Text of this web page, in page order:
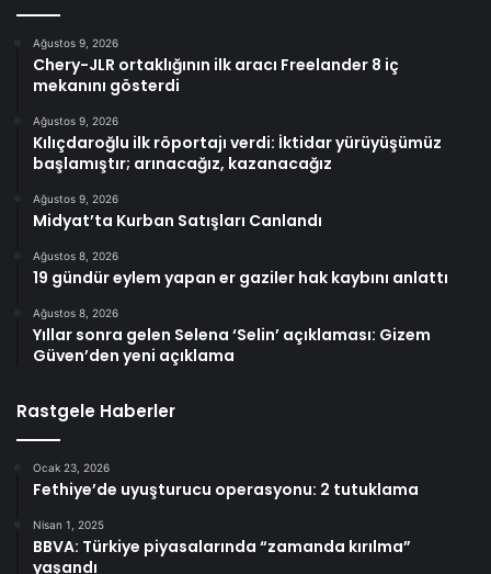
Ağustos 9, 2026
Chery-JLR ortaklığının ilk aracı Freelander 8 iç
mekanını gösterdi
Ağustos 9, 2026
Kılıçdaroğlu ilk röportajı verdi: İktidar yürüyüşümüz
başlamıştır; arınacağız, kazanacağız
Ağustos 9, 2026
Midyat’ta Kurban Satışları Canlandı
Ağustos 8, 2026
19 gündür eylem yapan er gaziler hak kaybını anlattı
Ağustos 8, 2026
Yıllar sonra gelen Selena ‘Selin’ açıklaması: Gizem
Güven’den yeni açıklama
Rastgele Haberler
Ocak 23, 2026
Fethiye’de uyuşturucu operasyonu: 2 tutuklama
Nisan 1, 2025
BBVA: Türkiye piyasalarında “zamanda kırılma”
yaşandı